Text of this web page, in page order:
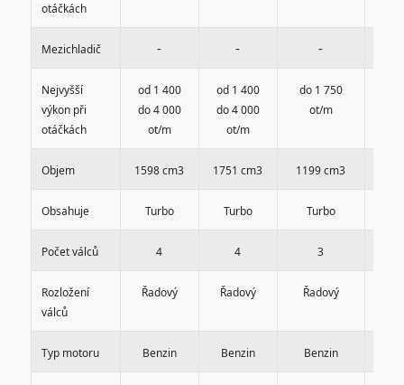
otáčkách
Mezichladič - - -
Nejvyšší
výkon při
otáčkách
od 1 400
do 4 000
ot/m
od 1 400
do 4 000
ot/m
do 1 750
ot/m
Objem 1598 cm3 1751 cm3 1199 cm3
Obsahuje Turbo Turbo Turbo
Počet válců 4 4 3
Rozložení
válců
Řadový Řadový Řadový
Typ motoru Benzin Benzin Benzin